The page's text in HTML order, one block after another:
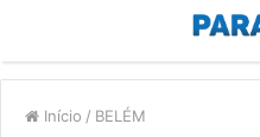
Início / BELÉM